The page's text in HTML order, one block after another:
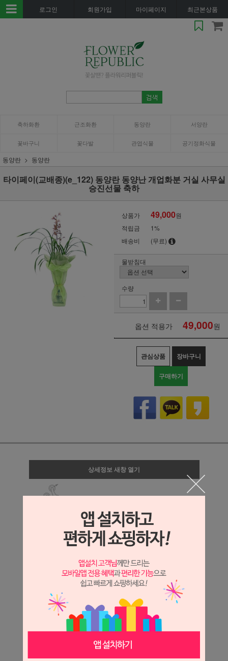
로그인 회원가입 마이페이지 최근본상품
축하화환 근조화환 동양란 서양란
꽃바구니 꽃다발 관엽식물 공기정화식물
동양란 동양란
타이페이(교배종)(e_122) 동양란 동양난 개업화분 거실 사무실
승진선물 축하
상품가 49,000원
적립금
1%
배송비
(무료)
물받침대
수량
옵션 적용가 49,000원
관심상품 장바구니
구매하기
상세정보 새창 열기